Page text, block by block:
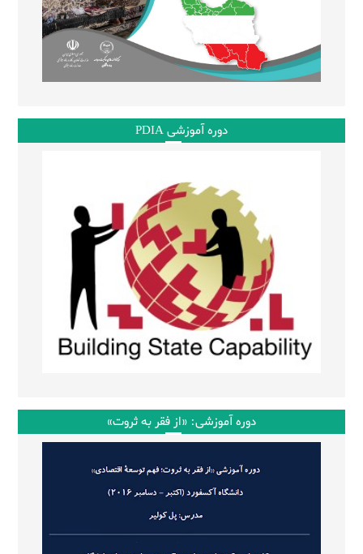
دوره آموزشی PDIA
دوره آموزشی: «از فقر به ثروت»